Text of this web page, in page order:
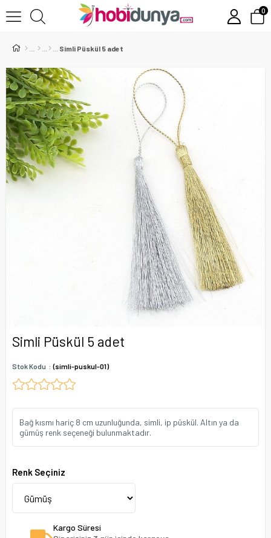
0
Simli Püskül 5 adet
Simli Püskül 5 adet
Stok Kodu (simli-puskul-01)
Bağ kısmı hariç 8 cm uzunluğunda, simli, ip püskül. Altın ya da
gümüş renk seçeneği bulunmaktadır.
Renk Seçiniz
Kargo Süresi